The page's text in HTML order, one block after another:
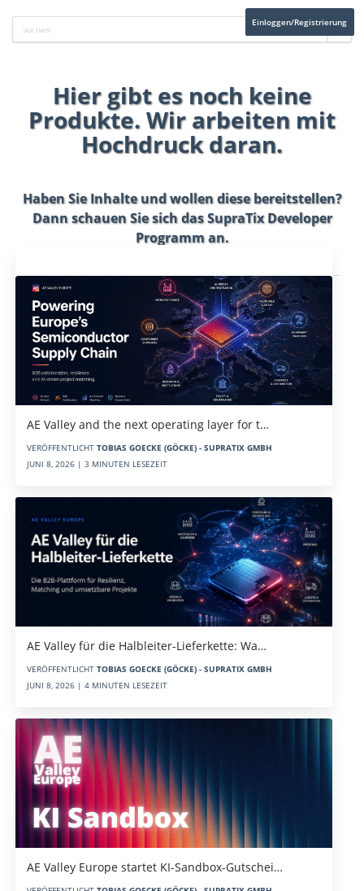
Einloggen/Registrierung
Hier gibt es noch keine
Produkte. Wir arbeiten mit
Hochdruck daran.
Haben Sie Inhalte und wollen diese bereitstellen?
Dann schauen Sie sich dasSupraTix Developer
Programman.
AE Valley and the next operating layer for t…
VERÖFFENTLICHT TOBIAS GOECKE (GÖCKE) - SUPRATIX GMBH
JUNI 8, 2026 | 3 MINUTEN LESEZEIT
AE Valley für die Halbleiter-Lieferkette: Wa…
VERÖFFENTLICHT TOBIAS GOECKE (GÖCKE) - SUPRATIX GMBH
JUNI 8, 2026 | 4 MINUTEN LESEZEIT
AE Valley Europe startet KI-Sandbox-Gutschei…